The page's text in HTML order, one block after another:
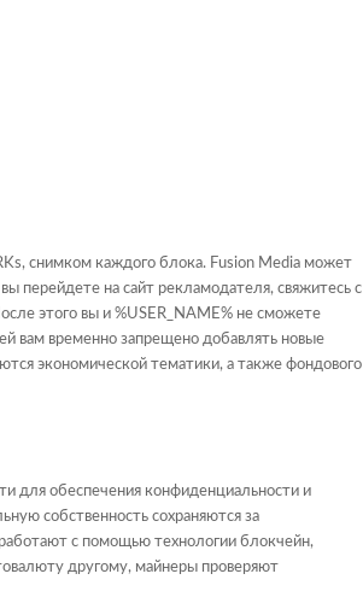
снимком каждого блока. Fusion Media может
перейдете на сайт рекламодателя, свяжитесь с
этого вы и %USER_NAME% не сможете
вам временно запрещено добавлять новые
экономической тематики, а также фондового
для обеспечения конфиденциальности и
собственность сохраняются за
с помощью технологии блокчейн,
другому, майнеры проверяют